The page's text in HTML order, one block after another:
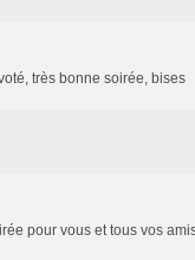
très bonne soirée, bises
pour vous et tous vos